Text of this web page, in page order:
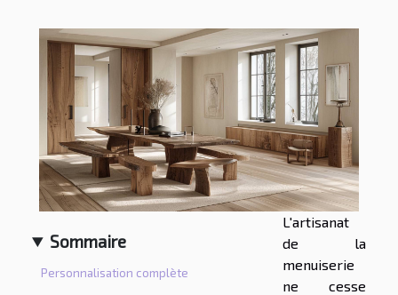
Sommaire
Personnalisation complète
L'artisanat
de la
menuiserie
ne cesse